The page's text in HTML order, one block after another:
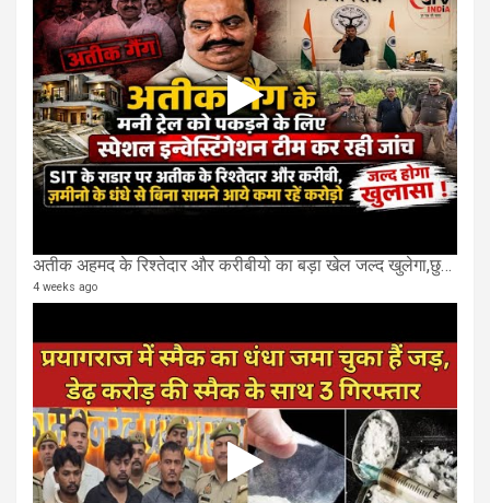
अतीक अहमद के रिश्तेदार और करीबीयो का बड़ा खेल जल्द खुलेगा,छुप कर करोड़ो कमाने वाले SIT के राडार पर
4 weeks ago